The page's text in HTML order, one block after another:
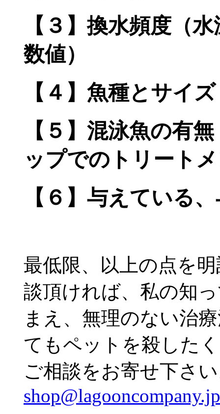
【３】換水頻度（
数値）
【４】魚種とサイ
【５】混泳魚の有
ップでのトリート
【６】与えている
最低限、以上の点を
談頂ければ、私の知
まえ、無理のない治
てもペットを殺した
ご相談をお寄せ下さ
shop@lagooncompany.jp